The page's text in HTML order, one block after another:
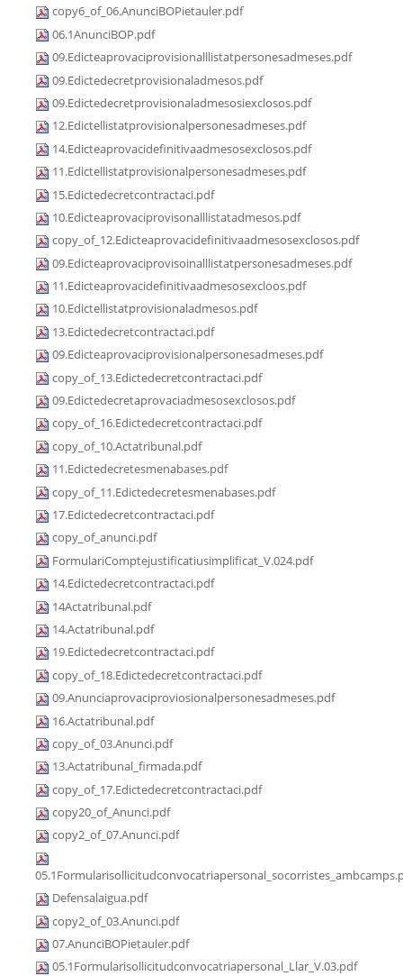
copy6_of_06.AnunciBOPietauler.pdf
06.1AnunciBOP.pdf
09.Edicteaprovaciprovisionalllistatpersonesadmeses.pdf
09.Edictedecretprovisionaladmesos.pdf
09.Edictedecretprovisionaladmesosiexclosos.pdf
12.Edictellistatprovisionalpersonesadmeses.pdf
14.Edicteaprovacidefinitivaadmesosexclosos.pdf
11.Edictellistatprovisionalpersonesadmeses.pdf
15.Edictedecretcontractaci.pdf
10.Edicteaprovaciprovisonalllistatadmesos.pdf
copy_of_12.Edicteaprovacidefinitivaadmesosexclosos.pdf
09.Edicteaprovaciprovisoinalllistatpersonesadmeses.pdf
11.Edicteaprovacidefinitivaadmesosexcloos.pdf
10.Edictellistatprovisionaladmesos.pdf
13.Edictedecretcontractaci.pdf
09.Edicteaprovaciprovisionalpersonesadmeses.pdf
copy_of_13.Edictedecretcontractaci.pdf
09.Edictedecretaprovaciadmesosexclosos.pdf
copy_of_16.Edictedecretcontractaci.pdf
copy_of_10.Actatribunal.pdf
11.Edictedecretesmenabases.pdf
copy_of_11.Edictedecretesmenabases.pdf
17.Edictedecretcontractaci.pdf
copy_of_anunci.pdf
FormulariComptejustificatiusimplificat_V.024.pdf
14.Edictedecretcontractaci.pdf
14Actatribunal.pdf
14.Actatribunal.pdf
19.Edictedecretcontractaci.pdf
copy_of_18.Edictedecretcontractaci.pdf
09.Anunciaprovaciproviosionalpersonesadmeses.pdf
16.Actatribunal.pdf
copy_of_03.Anunci.pdf
13.Actatribunal_firmada.pdf
copy_of_17.Edictedecretcontractaci.pdf
copy20_of_Anunci.pdf
copy2_of_07.Anunci.pdf
Defensalaigua.pdf
copy2_of_03.Anunci.pdf
07.AnunciBOPietauler.pdf
05.1Formularisollicitudconvocatriapersonal_Llar_V.03.pdf